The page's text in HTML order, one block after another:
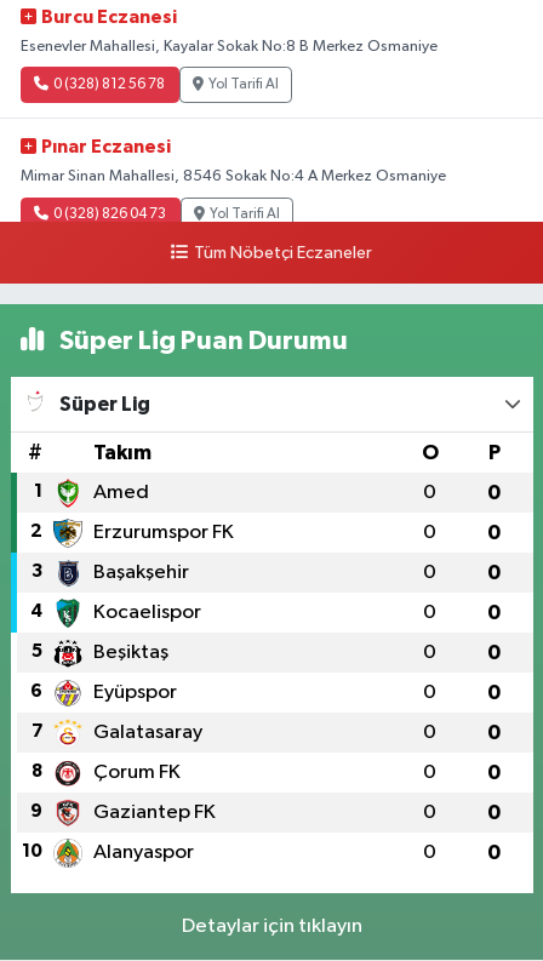
Burcu Eczanesi
Esenevler Mahallesi, Kayalar Sokak No:8 B Merkez Osmaniye
0 (328) 812 56 78 Yol Tarifi Al
Pınar Eczanesi
Mimar Sinan Mahallesi, 8546 Sokak No:4 A Merkez Osmaniye
0 (328) 826 04 73 Yol Tarifi Al
Tüm Nöbetçi Eczaneler
Süper Lig Puan Durumu
Süper Lig
# Takım O P
1 Amed 0 0
2 Erzurumspor FK 0 0
3 Başakşehir 0 0
4 Kocaelispor 0 0
5 Beşiktaş 0 0
6 Eyüpspor 0 0
7 Galatasaray 0 0
8 Çorum FK 0 0
9 Gaziantep FK 0 0
10 Alanyaspor 0 0
Detaylar için tıklayın